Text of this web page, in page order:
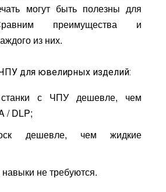
могут быть полезны для
преимущества и
из них.
для ювелирных изделий:
станки с ЧПУ дешевле, чем
/ DLP;
дешевле, чем жидкие
не требуются.